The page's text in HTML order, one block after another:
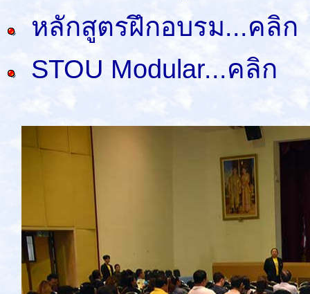
หลักสูตรฝึกอบรม...คลิก
STOU Modular...คลิก